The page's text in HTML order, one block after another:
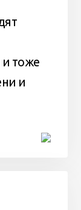
тоже
и